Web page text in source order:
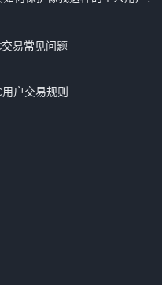
交易常见问题
用户交易规则